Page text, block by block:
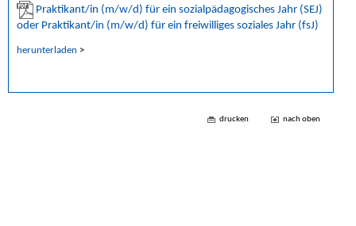
Praktikant/in (m/w/d) für ein sozialpädagogisches Jahr (SEJ)
oder Praktikant/in (m/w/d) für ein freiwilliges soziales Jahr (fsJ)
herunterladen >
drucken nach oben